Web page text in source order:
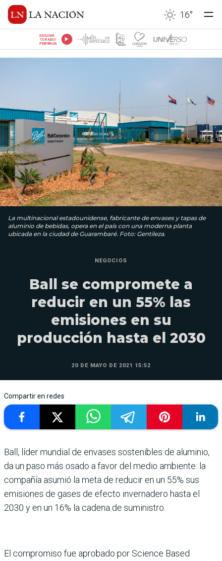
16°
ESCUCHÁ
TU RADIO
PREFERIDA
La multinacional estadounidense, fabricante de envases y tapas de
aluminio de bebidas, opera en el país con una moderna planta
ubicada en la ciudad de Guarambaré. Foto: Gentileza.
NEGOCIOS
Ball se compromete a
reducir en un 55% las
emisiones en su
producción hasta el 2030
20 DE MAYO DE 2021 15:52
Compartir en redes
Ball, líder mundial de envases sostenibles de aluminio,
da un paso más osado a favor del medio ambiente: la
compañía asumió la meta de reducir en un 55% sus
emisiones de gases de efecto invernadero hasta el
2030 y en un 16% la cadena de suministro.
El compromiso fue aprobado por Science Based